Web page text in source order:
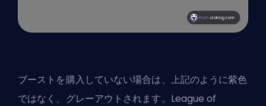
ブーストを購入していない場合は、上記のように紫色
ではなく、グレーアウトされます。League of